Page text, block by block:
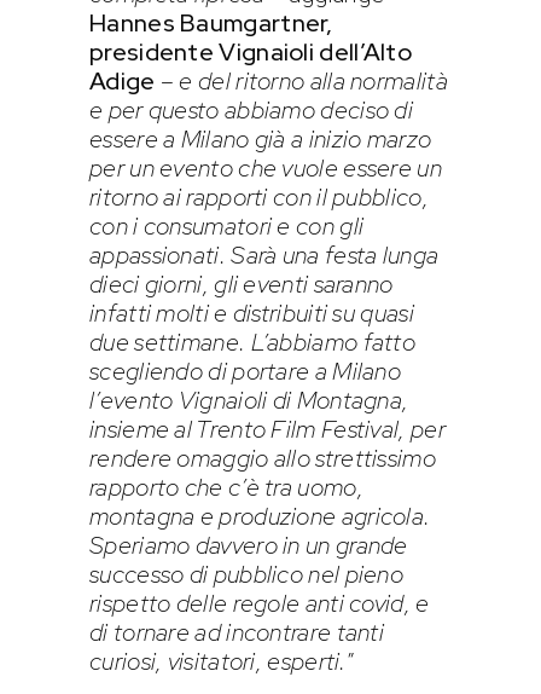
Hannes Baumgartner,
presidente Vignaioli dell’Alto
Adige –e del ritorno alla normalità
e per questo abbiamo deciso di
essere a Milano già a inizio marzo
per un evento che vuole essere un
ritorno ai rapporti con il pubblico,
con i consumatori e con gli
appassionati. Sarà una festa lunga
dieci giorni, gli eventi saranno
infatti molti e distribuiti su quasi
due settimane. L’abbiamo fatto
scegliendo di portare a Milano
l’evento Vignaioli di Montagna,
insieme al Trento Film Festival, per
rendere omaggio allo strettissimo
rapporto che c’è tra uomo,
montagna e produzione agricola.
Speriamo davvero in un grande
successo di pubblico nel pieno
rispetto delle regole anti covid, e
di tornare ad incontrare tanti
curiosi, visitatori, esperti.”